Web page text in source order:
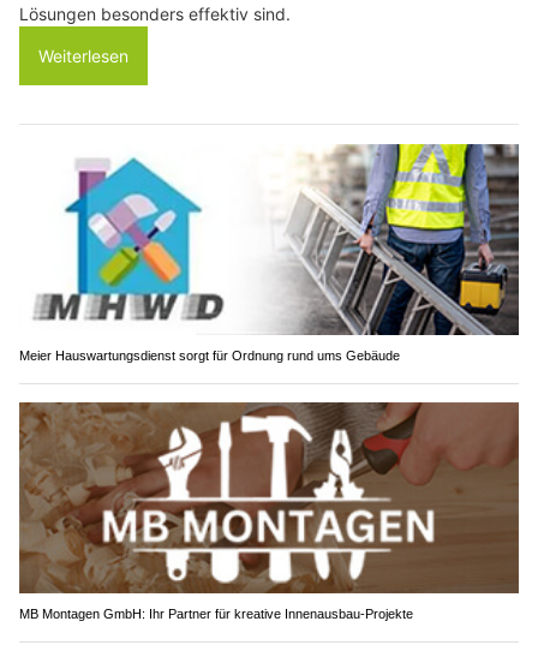
Lösungen besonders effektiv sind.
Weiterlesen
Meier Hauswartungsdienst sorgt für Ordnung rund ums Gebäude
MB Montagen GmbH: Ihr Partner für kreative Innenausbau-Projekte